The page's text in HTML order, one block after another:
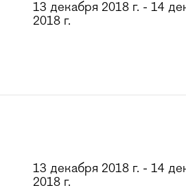
13 декабря 2018 г. - 14
2018 г.
13 декабря 2018 г. - 14
2018 г.